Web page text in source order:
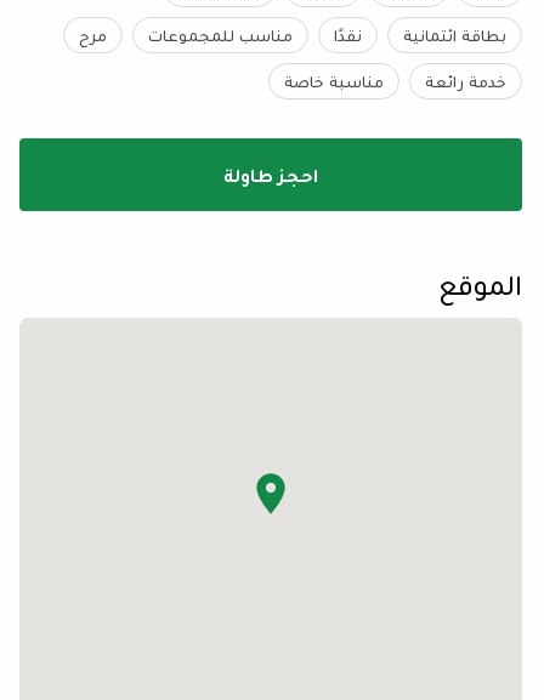
بطاقة ائتمانية نقدًا مناسب للمجموعات مرح
خدمة رائعة مناسبة خاصة
احجز طاولة
الموقع